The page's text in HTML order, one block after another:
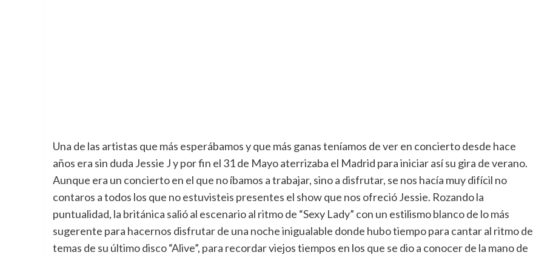
Una de las artistas que más esperábamos y que más ganas teníamos de ver en concierto desde hace
años era sin duda Jessie J y por fin el 31 de Mayo aterrizaba el Madrid para iniciar así su gira de verano.
Aunque era un concierto en el que no íbamos a trabajar, sino a disfrutar, se nos hacía muy difícil no
contaros a todos los que no estuvisteis presentes el show que nos ofreció Jessie. Rozando la
puntualidad, la británica salió al escenario al ritmo de “Sexy Lady” con un estilismo blanco de lo más
sugerente para hacernos disfrutar de una noche inigualable donde hubo tiempo para cantar al ritmo de
temas de su último disco “Alive”, para recordar viejos tiempos en los que se dio a conocer de la mano de